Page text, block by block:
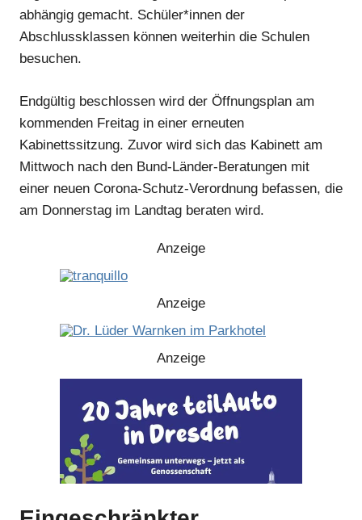
abhängig gemacht. Schüler*innen der
Abschlussklassen können weiterhin die Schulen
besuchen.
Endgültig beschlossen wird der Öffnungsplan am
kommenden Freitag in einer erneuten
Kabinettssitzung. Zuvor wird sich das Kabinett am
Mittwoch nach den Bund-Länder-Beratungen mit
einer neuen Corona-Schutz-Verordnung befassen, die
am Donnerstag im Landtag beraten wird.
Anzeige
Anzeige
Anzeige